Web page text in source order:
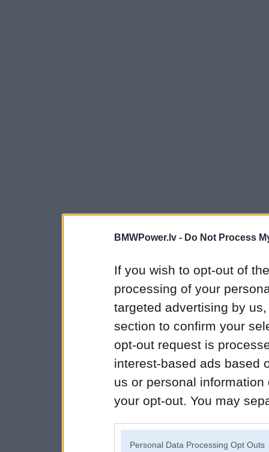
BMWPower.lv - Do Not Process
If you wish to opt-out of
processing of your
targeted advertising by
section to confirm your
opt-out request is
interest-based ads based
us or personal
your opt-out. You may
Personal Data Processing Opt Outs